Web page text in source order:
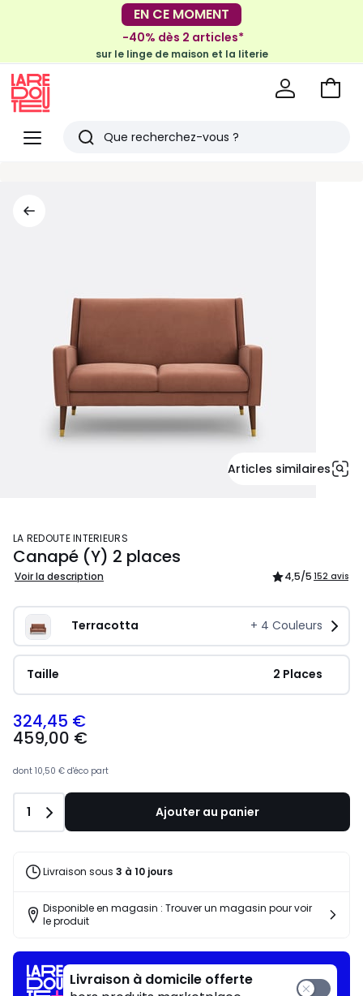
-30€ tous les 100€*
sur le meuble & la déco
EN CE MOMENT
-40% dès 2 articles*
sur le linge de maison et la literie
Menu
Redoute
Rechercher
Voir
Articles similaires
LA REDOUTE INTERIEURS
Canapé (Y) 2 places
Voir la description 4,5/5 152 avis
Terracotta + 4 Couleurs
Taille 2 Places
324,45 €
459,00 €
dont 10,50 € d'éco part
Quantité
1 Ajouter au panier
Livraison sous 3 à 10 jours
Disponible en magasin : Trouver un magasin pour voir
le produit
Livraison à domicile offerte